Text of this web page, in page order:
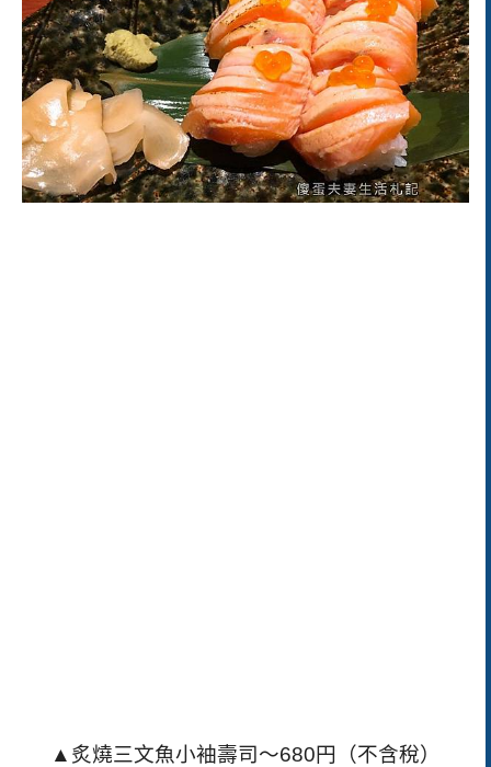
▲炙燒三文魚小袖壽司～680円（不含稅）